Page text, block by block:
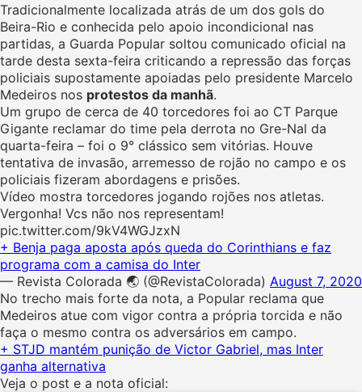
Tradicionalmente localizada atrás de um dos gols do
Beira-Rio e conhecida pelo apoio incondicional nas
partidas, a Guarda Popular soltou comunicado oficial na
tarde desta sexta-feira criticando a repressão das forças
policiais supostamente apoiadas pelo presidente Marcelo
Medeiros nos protestos da manhã.
Um grupo de cerca de 40 torcedores foi ao CT Parque
Gigante reclamar do time pela derrota no Gre-Nal da
quarta-feira – foi o 9° clássico sem vitórias. Houve
tentativa de invasão, arremesso de rojão no campo e os
policiais fizeram abordagens e prisões.
Vídeo mostra torcedores jogando rojões nos atletas.
Vergonha! Vcs não nos representam!
pic.twitter.com/9kV4WGJzxN
+ Benja paga aposta após queda do Corinthians e faz
programa com a camisa do Inter
— Revista Colorada 🌏 (@RevistaColorada) August 7, 2020
No trecho mais forte da nota, a Popular reclama que
Medeiros atue com vigor contra a própria torcida e não
faça o mesmo contra os adversários em campo.
+ STJD mantém punição de Victor Gabriel, mas Inter
ganha alternativa
Veja o post e a nota oficial: